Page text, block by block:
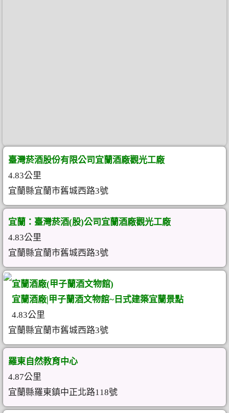
臺灣菸酒股份有限公司宜蘭酒廠觀光工廠
4.83公里
宜蘭縣宜蘭市舊城西路3號
宜蘭：臺灣菸酒(股)公司宜蘭酒廠觀光工廠
4.83公里
宜蘭縣宜蘭市舊城西路3號
宜蘭酒廠(甲子蘭酒文物館)
宜蘭酒廠|甲子蘭酒文物館~日式建築宜蘭景點
4.83公里
宜蘭縣宜蘭市舊城西路3號
羅東自然教育中心
4.87公里
宜蘭縣羅東鎮中正北路118號